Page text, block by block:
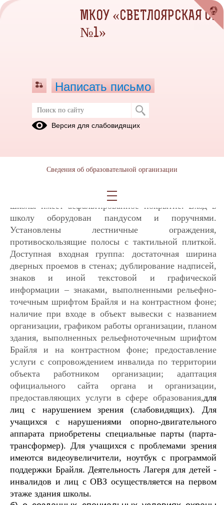
Доступная среда
а) о созданных специальных условиях отдыха и
оздоровления детей с ОВЗ и детей-инвалидов: для
перемещения инвалидов и лиц с ОВЗ территория
школы имеет асфальтированное покрытие. Вход в
школу оборудован пандусом и поручнями.
Установлены лестничные ограждения,
противоскользящие полосы с тактильной плиткой.
Доступная входная группа: достаточная ширина
дверных проемов в стенах; дублирование надписей,
знаков и инойтекстовой и графической
информации – знаками, выполненными рельефно-
точечным шрифтом Брайля и на контрастном фоне;
наличие при входе в объект вывески с названием
организации, графиком работы организации, планом
здания, выполненных рельефноточечным шрифтом
Брайля и на контрастном фоне; предоставление
услуги с сопровождением инвалида по территории
объекта работником организации; адаптация
официального сайта органа и организации,
предоставляющих услуги в сфере образования,для
лиц с нарушением зрения (слабовидящих). Для
учащихся с нарушениями опорно-двигательного
аппарата приобретены специальные парты (парта-
трансформер). Для учащихся с проблемами зрения
имеются видеоувеличители, ноутбук с программой
поддержки Брайля. Деятельность Лагеря для детей -
инвалидов и лиц с ОВЗ осуществляется на первом
этаже здания школы.
МКОУ «СВЕТЛОЯРСКАЯ СШ
№1»
Написать письмо
Версия для слабовидящих
Сведения об образовательной организации